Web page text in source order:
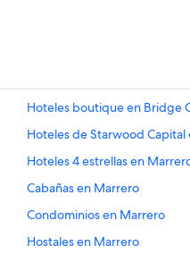
Hoteles boutique en Bridge
Hoteles de Starwood
Hoteles 4 estrellas en
Cabañas en Marrero
Condominios en Marrero
Hostales en Marrero